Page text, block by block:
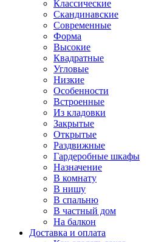
Классические
Скандинавские
Современные
Форма
Высокие
Квадратные
Угловые
Низкие
Особенности
Встроенные
Из кладовки
Закрытые
Открытые
Раздвижные
Гардеробные шкафы
Назначение
В комнату
В нишу
В спальню
В частный дом
На балкон
Доставка и оплата